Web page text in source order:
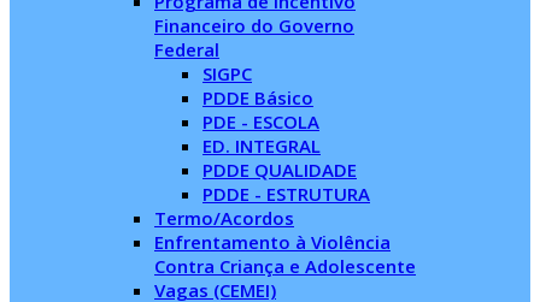
Financeiro do Governo
Federal
SIGPC
PDDE Básico
PDE - ESCOLA
ED. INTEGRAL
PDDE QUALIDADE
PDDE - ESTRUTURA
Termo/Acordos
Enfrentamento à Violência
Contra Criança e Adolescente
Vagas (CEMEI)